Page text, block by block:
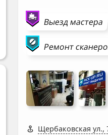
Выезд мастера
Ремонт
Щербаковская ул.,